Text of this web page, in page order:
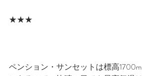
★★★
ペンション・サンセットは標高1700m